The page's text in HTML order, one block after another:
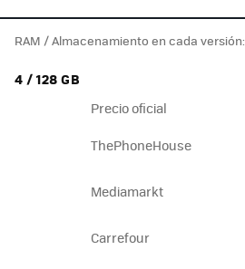
RAM / Almacenamiento en cada versión:
4 / 128 GB
Precio oficial
ThePhoneHouse
Mediamarkt
Carrefour